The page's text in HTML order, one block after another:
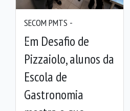
SECOM PMTS -
Em Desafio de
Pizzaiolo, alunos da
Escola de
Gastronomia
Anterior